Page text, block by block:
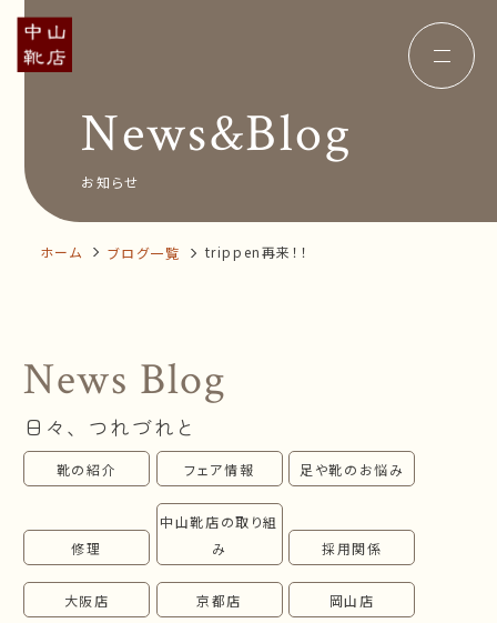
Concept コンセプト
Insole オーダー中敷き
News&Blog
Company 会社概要
オンラインショップ
お問い合わせ
News&Blog
お知らせ
ホーム ブログ一覧 trippen再来！！
News Blog
日々、つれづれと
靴の紹介 フェア情報 足や靴のお悩み
修理
中山靴店の取り組
み
採用関係
大阪店 京都店 岡山店